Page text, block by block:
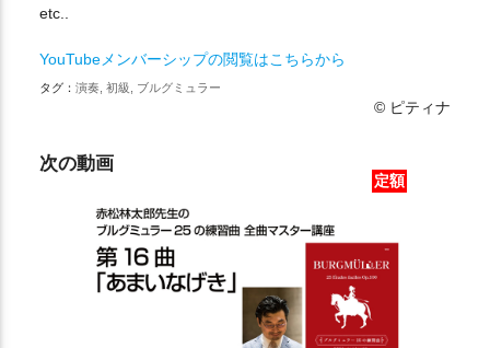
etc..
YouTubeメンバーシップの閲覧はこちらから
タグ： 演奏, 初級, ブルグミュラー
© ピティナ
次の動画
定額